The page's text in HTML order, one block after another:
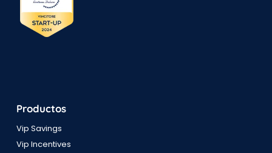
Productos
Vip Savings
Vip Incentives